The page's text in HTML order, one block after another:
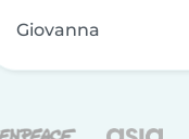
Giovanna